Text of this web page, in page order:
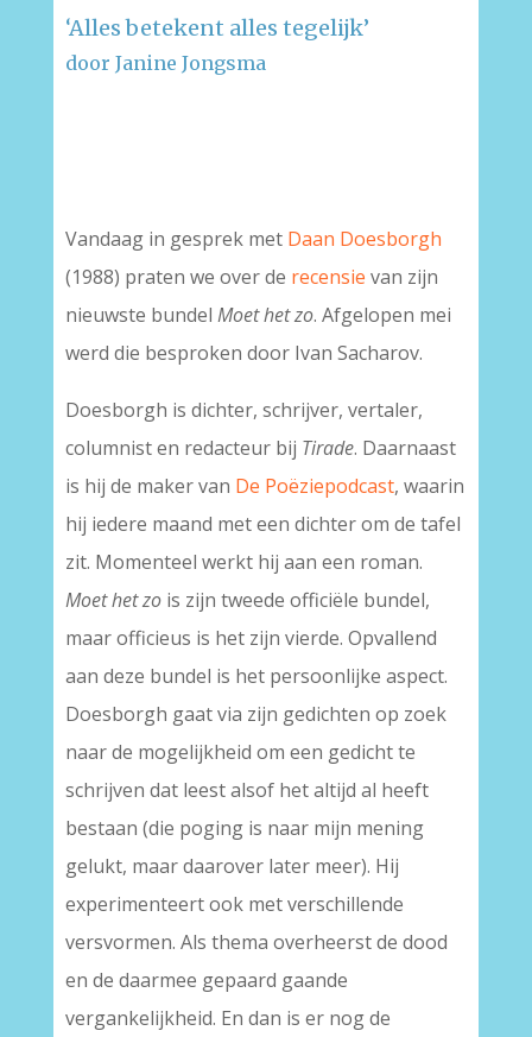
‘Alles betekent alles tegelijk’
door Janine Jongsma
Vandaag in gesprek met Daan Doesborgh
(1988) praten we over de recensie van zijn
nieuwste bundel Moet het zo. Afgelopen mei
werd die besproken door Ivan Sacharov.
Doesborgh is dichter, schrijver, vertaler,
columnist en redacteur bij Tirade. Daarnaast
is hij de maker van De Poëziepodcast, waarin
hij iedere maand met een dichter om de tafel
zit. Momenteel werkt hij aan een roman.
Moet het zo is zijn tweede officiële bundel,
maar officieus is het zijn vierde. Opvallend
aan deze bundel is het persoonlijke aspect.
Doesborgh gaat via zijn gedichten op zoek
naar de mogelijkheid om een gedicht te
schrijven dat leest alsof het altijd al heeft
bestaan (die poging is naar mijn mening
gelukt, maar daarover later meer). Hij
experimenteert ook met verschillende
versvormen. Als thema overheerst de dood
en de daarmee gepaard gaande
vergankelijkheid. En dan is er nog de